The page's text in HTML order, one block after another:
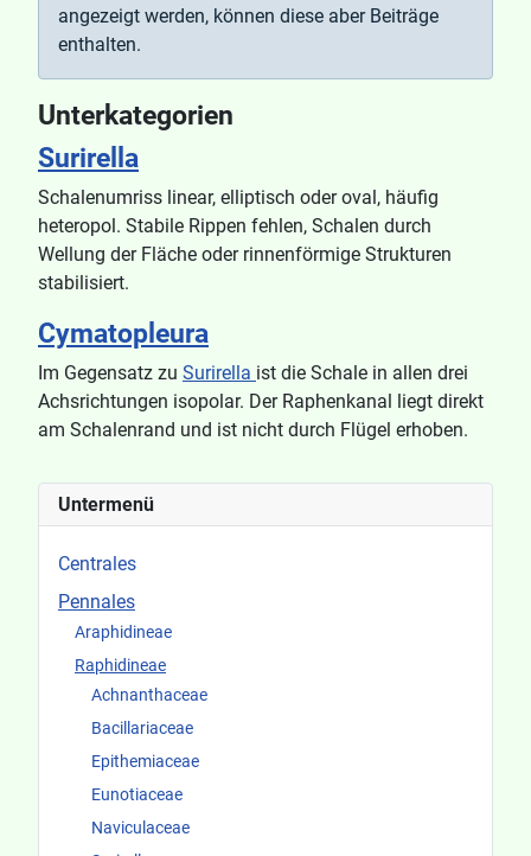
Untermenü
Centrales
Pennales
Araphidineae
Raphidineae
Achnanthaceae
Bacillariaceae
Epithemiaceae
Eunotiaceae
Naviculaceae
angezeigt werden, können diese aber Beiträge
enthalten.
Unterkategorien
Surirella
Schalenumriss linear, elliptisch oder oval, häufig
heteropol. Stabile Rippen fehlen, Schalen durch
Wellung der Fläche oder rinnenförmige Strukturen
stabilisiert.
Cymatopleura
Im Gegensatz zu Surirella ist die Schale in allen drei
Achsrichtungen isopolar. Der Raphenkanal liegt direkt
am Schalenrand und ist nicht durch Flügel erhoben.